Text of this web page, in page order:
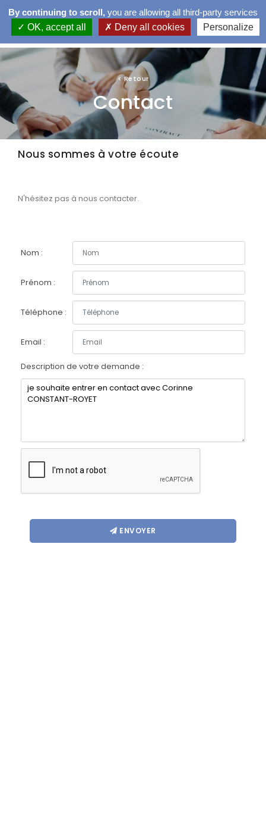
LA CNPM
LA MÉDIATION
TROUVER UN MÉDIATEUR
LES DIFFÉRENTS TYPES DE MÉDIATIONS
VEILLE JURIDIQUE
<Retour
Contact
Nous sommes à votre écoute
N'hésitez pas à nous contacter.
Nom :
Prénom :
Téléphone :
Email :
Description de votre demande :
ENVOYER
By continuing to scroll, you are allowing all third-party services
OK, accept all
Deny all cookies Personalize